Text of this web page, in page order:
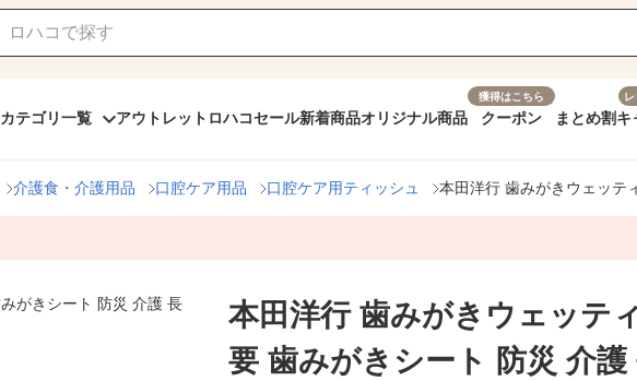
カテゴリ一覧 アウトレット ロハコセール新着商品オリジナル商品
獲得はこちら
クーポン まとめ割キ
介護食・介護用品 口腔ケア用品 口腔ケア用ティッシュ 本田洋行 歯みがきウェッテ
本田洋行 歯みがきウェッテ
要 歯みがきシート 防災 介護